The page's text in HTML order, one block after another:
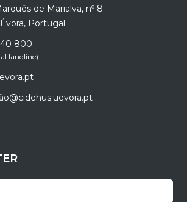
de Marialva, nº 8
Portugal
800
landline)